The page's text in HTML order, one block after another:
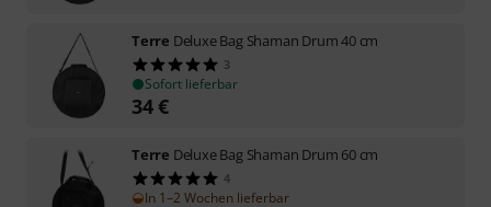
Terre Deluxe Bag Shaman Drum 40 cm
3
Sofort lieferbar
34€
Terre Deluxe Bag Shaman Drum 60 cm
4
In 1–2 Wochen lieferbar